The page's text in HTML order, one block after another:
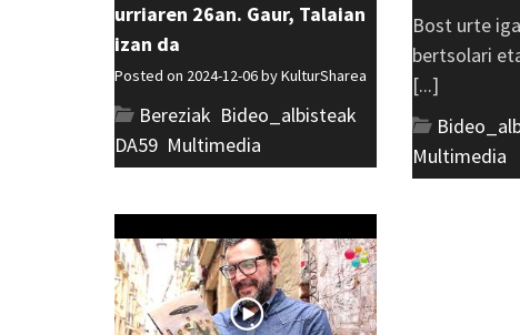
urriaren 26an. Gaur, Talaian
izan da
Posted on 2024-12-06 byKulturSharea
Bereziak Bideo_albisteak
DA59 Multimedia
Bost urte
bertsolari
[...]
Multimedia